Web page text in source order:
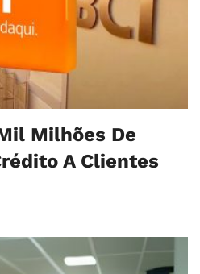
Milhões De
A Clientes